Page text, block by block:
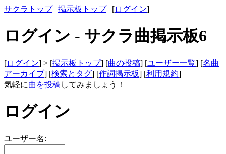
サクラトップ| 掲示板トップ| [ログイン] |
ログイン - サクラ曲掲示板6
[ログイン] > [掲示板トップ] [曲の投稿] [ユーザー一覧] [名曲
アーカイブ] [検索とタグ] [作詞掲示板] [利用規約]
気軽に曲を投稿してみましょう！
ログイン
ユーザー名: